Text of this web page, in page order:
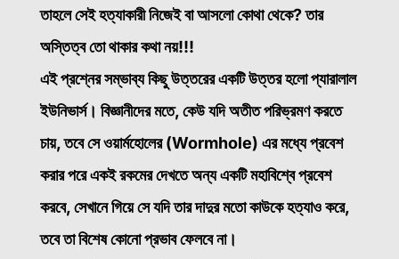
তাহলে সেই হত্যাকারী নিজেই বা আসলো কোথা থেকে? তার
অস্তিত্ব তো থাকার কথা নয়!!!
এই প্রশ্নের সম্ভাব্য কিছু উত্তরের একটি উত্তর হলো প্যারালাল
ইউনিভার্স। বিজ্ঞানীদের মতে, কেউ যদি অতীত পরিভ্রমণ করতে
চায়, তবে সে ওয়ার্মহোলের (Wormhole) এর মধ্যে প্রবেশ
করার পরে একই রকমের দেখতে অন্য একটি মহাবিশ্বে প্রবেশ
করবে, সেখানে গিয়ে সে যদি তার দাদুর মতো কাউকে হত্যাও করে,
তবে তা বিশেষ কোনো প্রভাব ফেলবে না।